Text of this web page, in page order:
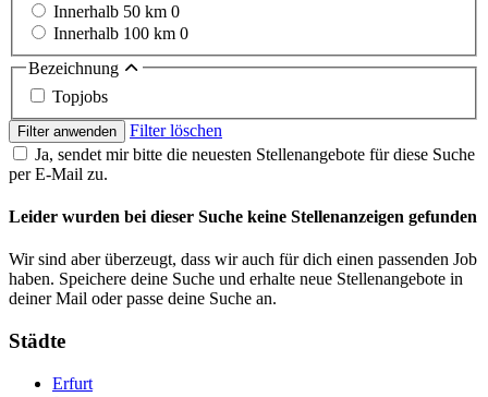
Innerhalb 50 km 0
Innerhalb 100 km 0
Bezeichnung
Topjobs
Filter anwenden
Filter löschen
Ja, sendet mir bitte die neuesten Stellenangebote für diese Suche
per E-Mail zu.
Leider wurden bei dieser Suche keine Stellenanzeigen gefunden
Wir sind aber überzeugt, dass wir auch für dich einen passenden Job
haben. Speichere deine Suche und erhalte neue Stellenangebote in
deiner Mail oder passe deine Suche an.
Städte
Erfurt